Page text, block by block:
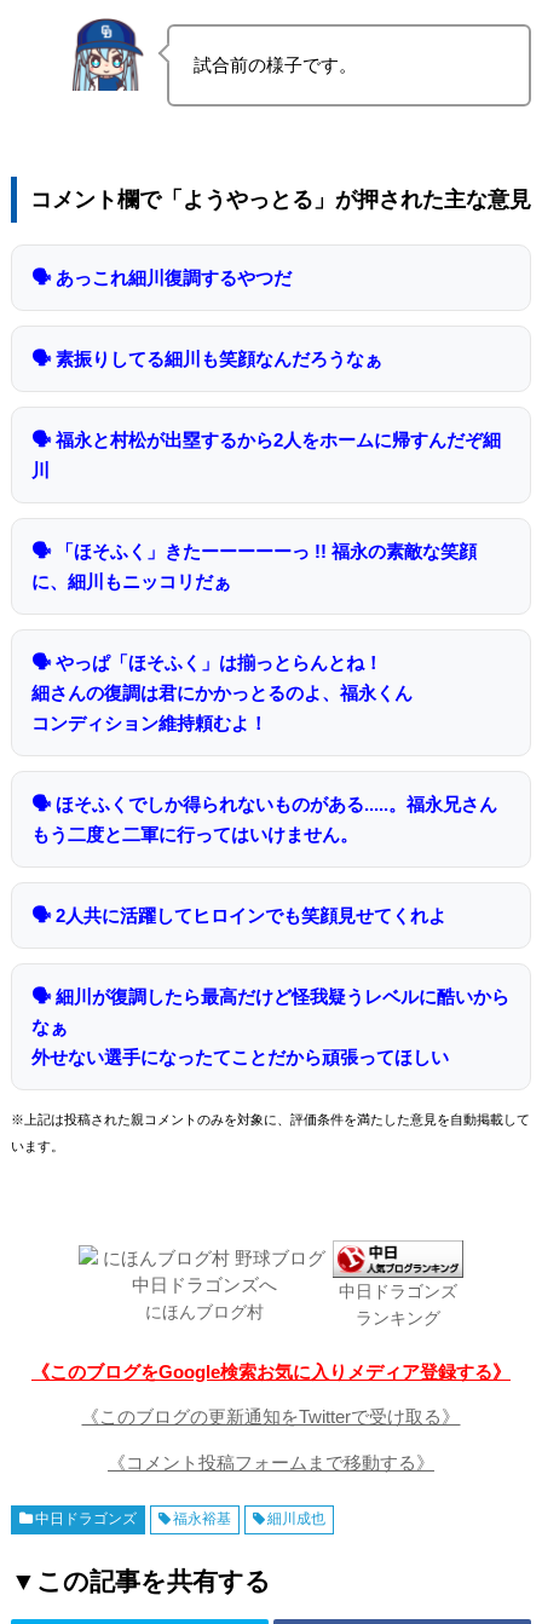
試合前の様子です。
コメント欄で「ようやっとる」が押された主な意見
🗣 あっこれ細川復調するやつだ
🗣 素振りしてる細川も笑顔なんだろうなぁ
🗣 福永と村松が出塁するから2人をホームに帰すんだぞ細
川
🗣 「ほそふく」きたーーーーーっ !! 福永の素敵な笑顔
に、細川もニッコリだぁ
🗣 やっぱ「ほそふく」は揃っとらんとね！
細さんの復調は君にかかっとるのよ、福永くん
コンディション維持頼むよ！
🗣 ほそふくでしか得られないものがある.....。福永兄さん
もう二度と二軍に行ってはいけません。
🗣 2人共に活躍してヒロインでも笑顔見せてくれよ
🗣 細川が復調したら最高だけど怪我疑うレベルに酷いから
なぁ
外せない選手になったてことだから頑張ってほしい
※上記は投稿された親コメントのみを対象に、評価条件を満たした意見を自動掲載して
います。
にほんブログ村
中日ドラゴンズ
ランキング
《このブログをGoogle検索お気に入りメディア登録する》
《このブログの更新通知をTwitterで受け取る》
《コメント投稿フォームまで移動する》
中日ドラゴンズ 福永裕基 細川成也
▼この記事を共有する